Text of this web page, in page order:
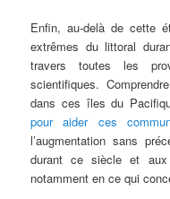
Enfin, au-delà de cette
extrêmes du littoral
travers toutes les
scientifiques.
dans ces îles du
pour aider ces
l’augmentation sans
durant ce siècle et aux
notamment en ce qui